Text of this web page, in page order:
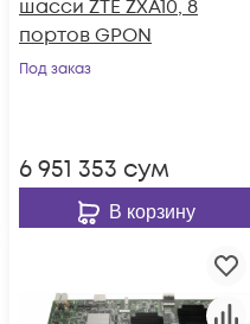
шасси ZTE ZXA10, 8
портов GPON
Под заказ
6 951 353 сум
В корзину